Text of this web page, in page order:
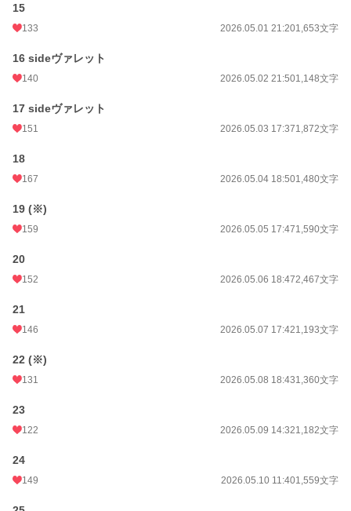
15
133 2026.05.01 21:201,653文字
16 sideヴァレット
140 2026.05.02 21:501,148文字
17 sideヴァレット
151 2026.05.03 17:371,872文字
18
167 2026.05.04 18:501,480文字
19 (※)
159 2026.05.05 17:471,590文字
20
152 2026.05.06 18:472,467文字
21
146 2026.05.07 17:421,193文字
22 (※)
131 2026.05.08 18:431,360文字
23
122 2026.05.09 14:321,182文字
24
149 2026.05.10 11:401,559文字